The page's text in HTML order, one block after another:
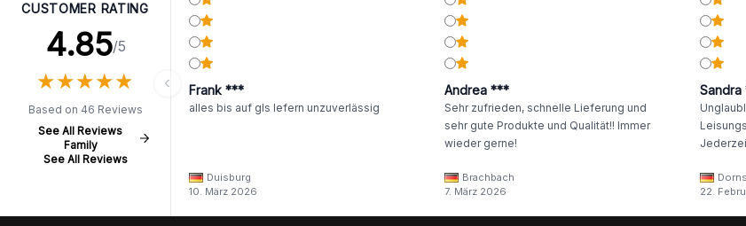
CUSTOMER RATING
4.85/5
★★★★★
★★★★★
Based on 46 Reviews
See All Reviews
Family
See All Reviews
Frank ***
alles bis auf gls lefern unzuverlässig
Duisburg
10. März 2026
Andrea ***
Sehr zufrieden, schnelle Lieferung und
sehr gute Produkte und Qualität!! Immer
wieder gerne!
Brachbach
7. März 2026
22.